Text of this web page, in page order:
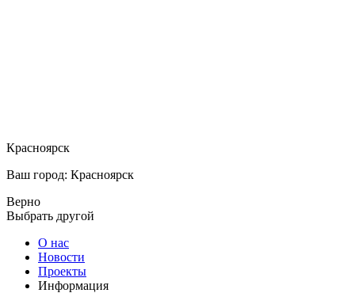
Красноярск
Ваш город: Красноярск
Верно
Выбрать другой
О нас
Новости
Проекты
Информация